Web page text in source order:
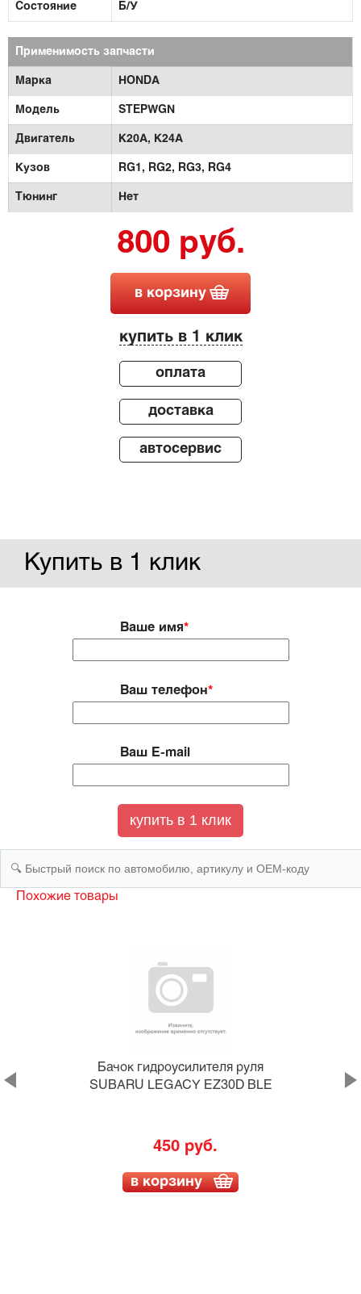
Состояние Б/У
Применимость запчасти
Марка HONDA
Модель STEPWGN
Двигатель K20A, K24A
Кузов RG1, RG2, RG3, RG4
Тюнинг Нет
800 руб.
в корзину
купить в 1 клик
оплата
доставка
автосервис
Купить в 1 клик
Ваше имя*
Ваш телефон*
Ваш E-mail
Похожие товары
Бачок гидроусилителя руля
SUBARU LEGACY EZ30D BLE
450 руб.
в корзину